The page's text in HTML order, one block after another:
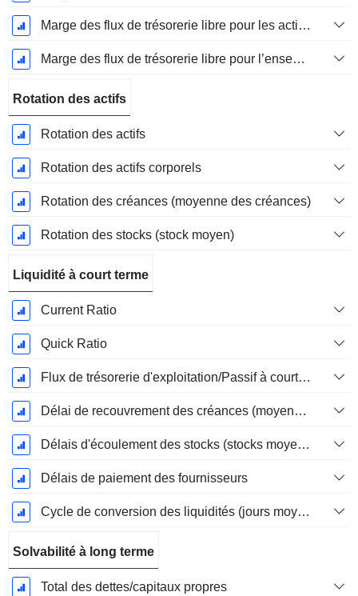
Marge des flux de trésorerie libre pour les actionnaires
Marge des flux de trésorerie libre pour l’ensemble des pourvoyeurs de fonds
Rotation des actifs
Rotation des actifs
Rotation des actifs corporels
Rotation des créances (moyenne des créances)
Rotation des stocks (stock moyen)
Liquidité à court terme
Current Ratio
Quick Ratio
Flux de trésorerie d'exploitation/Passif à court terme
Délai de recouvrement des créances (moyenne des créances)
Délais d'écoulement des stocks (stocks moyens)
Délais de paiement des fournisseurs
Cycle de conversion des liquidités (jours moyens)
Solvabilité à long terme
Total des dettes/capitaux propres